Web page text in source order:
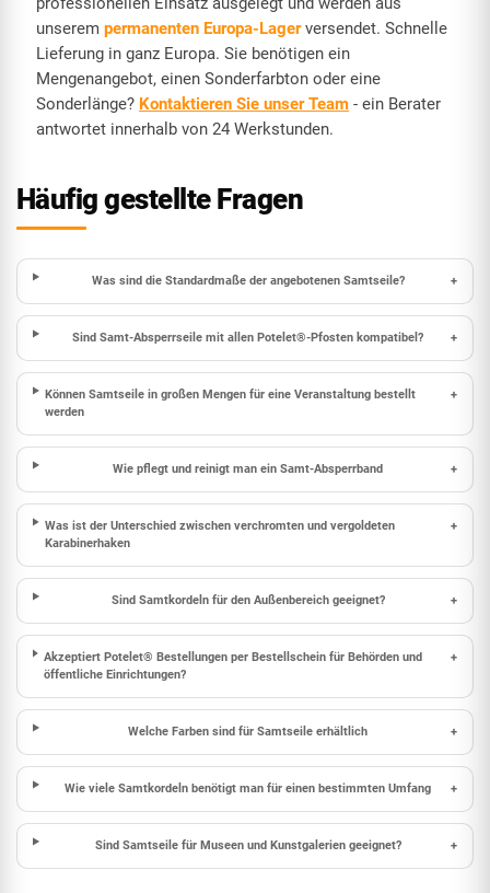
professionellen Einsatz ausgelegt und werden aus
unserem permanenten Europa-Lagerversendet. Schnelle
Lieferung in ganz Europa. Sie benötigen ein
Mengenangebot, einen Sonderfarbton oder eine
Sonderlänge? Kontaktieren Sie unser Team - ein Berater
antwortet innerhalb von 24 Werkstunden.
Häufig gestellte Fragen
Was sind die Standardmaße der angebotenen Samtseile? +
Sind Samt-Absperrseile mit allen Potelet®-Pfosten kompatibel? +
Können Samtseile in großen Mengen für eine Veranstaltung bestellt
werden
+
Wie pflegt und reinigt man ein Samt-Absperrband +
Was ist der Unterschied zwischen verchromten und vergoldeten
Karabinerhaken
+
Sind Samtkordeln für den Außenbereich geeignet? +
Akzeptiert Potelet® Bestellungen per Bestellschein für Behörden und
öffentliche Einrichtungen?
+
Welche Farben sind für Samtseile erhältlich +
Wie viele Samtkordeln benötigt man für einen bestimmten Umfang +
Sind Samtseile für Museen und Kunstgalerien geeignet? +